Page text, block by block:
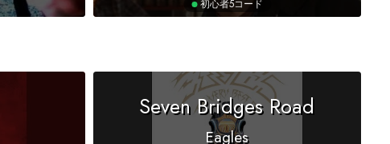
初心者5コード
Seven Bridges Road
Eagles